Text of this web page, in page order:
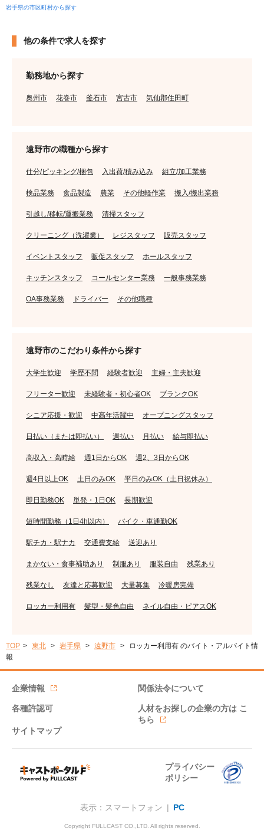
岩手県の市区町村から探す
他の条件で求人を探す
勤務地から探す
奥州市 花巻市 釜石市 宮古市 気仙郡住田町
遠野市の職種から探す
仕分/ピッキング/梱包 入出荷/積み込み 組立/加工業務
検品業務 食品製造 農業 その他軽作業 搬入/搬出業務
引越し/移転/運搬業務 清掃スタッフ
クリーニング（洗濯業） レジスタッフ 販売スタッフ
イベントスタッフ 販促スタッフ ホールスタッフ
キッチンスタッフ コールセンター業務 一般事務業務
OA事務業務 ドライバー その他職種
遠野市のこだわり条件から探す
大学生歓迎 学歴不問 経験者歓迎 主婦・主夫歓迎
フリーター歓迎 未経験者・初心者OK ブランクOK
シニア応援・歓迎 中高年活躍中 オープニングスタッフ
日払い（または即払い） 週払い 月払い 給与即払い
高収入・高時給 週1日からOK 週2、3日からOK
週4日以上OK 土日のみOK 平日のみOK（土日祝休み）
即日勤務OK 単発・1日OK 長期歓迎
短時間勤務（1日4h以内） バイク・車通勤OK
駅チカ・駅ナカ 交通費支給 送迎あり
まかない・食事補助あり 制服あり 服装自由 残業あり
残業なし 友達と応募歓迎 大量募集 冷暖房完備
ロッカー利用有 髪型・髪色自由 ネイル自由・ピアスOK
TOP 東北 岩手県 遠野市
ロッカー利用有 のバイト・アルバイト情
報
企業情報 関係法令について
各種許認可 人材をお探しの企業の方は こ
ちら
サイトマップ
プライバシー
ポリシー
表示：スマートフォン | PC
Copyright FULLCAST CO.,LTD. All rights reserved.